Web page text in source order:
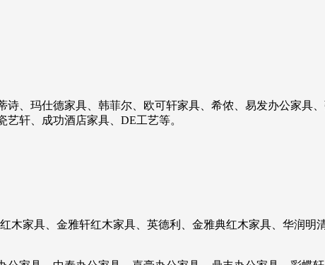
、玛仕德家具、韩菲尔、欧可轩家具、希侬、易发办公家具
轩、成功酒店家具、DE工艺等。
家具、金雅轩红木家具、英德利、金雅典红木家具、华润明